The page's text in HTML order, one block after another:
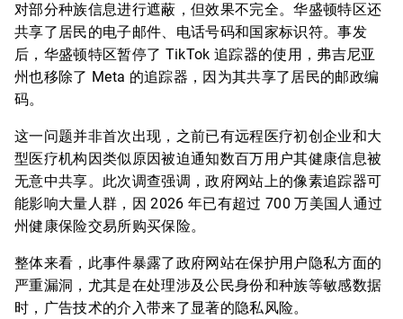
对部分种族信息进行遮蔽，但效果不完全。华盛顿特区还
共享了居民的电子邮件、电话号码和国家标识符。事发
后，华盛顿特区暂停了 TikTok 追踪器的使用，弗吉尼亚
州也移除了 Meta 的追踪器，因为其共享了居民的邮政编
码。
这一问题并非首次出现，之前已有远程医疗初创企业和大
型医疗机构因类似原因被迫通知数百万用户其健康信息被
无意中共享。此次调查强调，政府网站上的像素追踪器可
能影响大量人群，因 2026 年已有超过 700 万美国人通过
州健康保险交易所购买保险。
整体来看，此事件暴露了政府网站在保护用户隐私方面的
严重漏洞，尤其是在处理涉及公民身份和种族等敏感数据
时，广告技术的介入带来了显著的隐私风险。